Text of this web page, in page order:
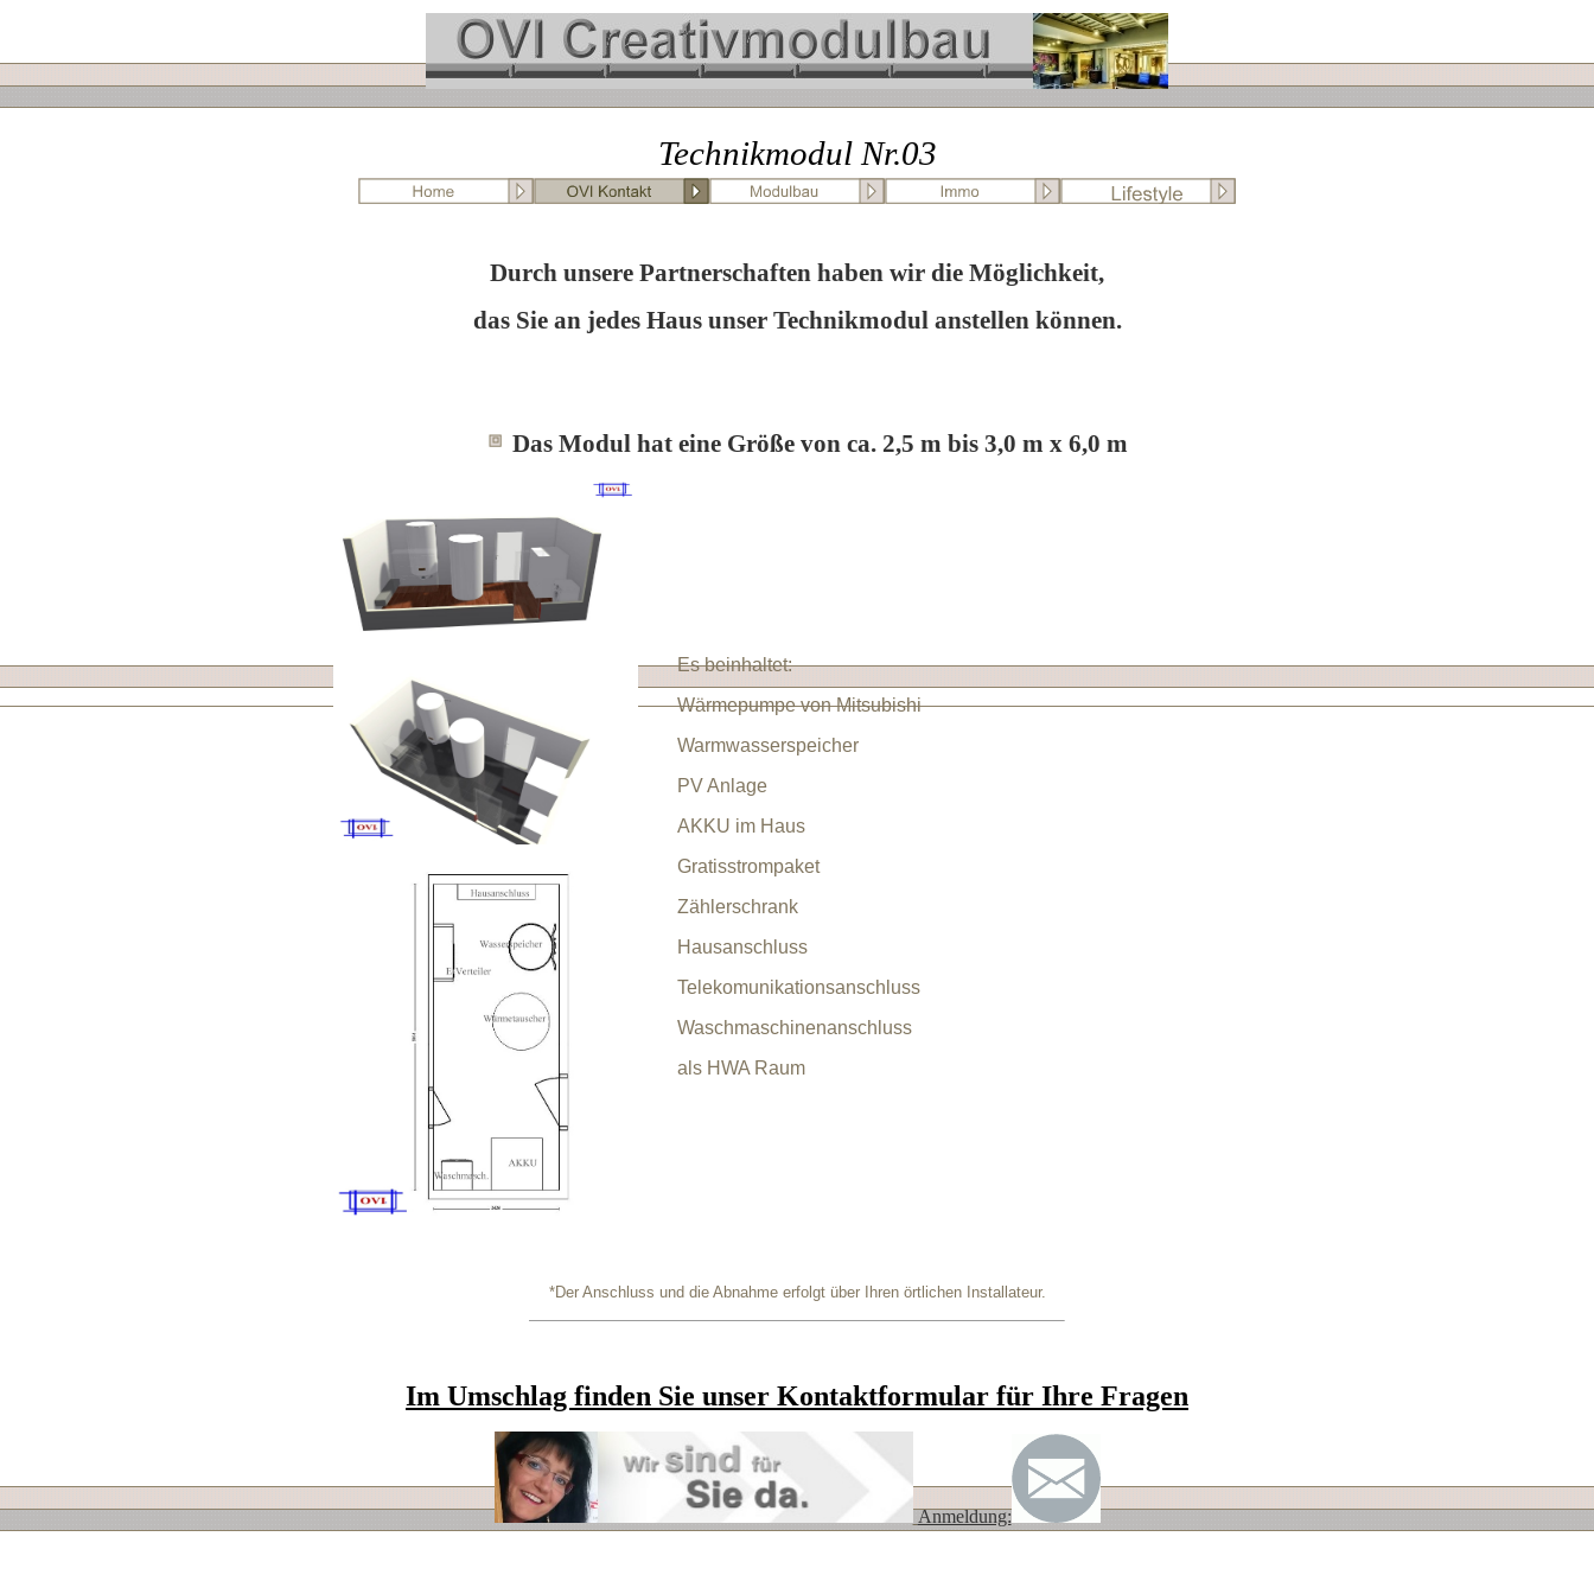
Technikmodul Nr.03
Durch unsere Partnerschaften haben wir die Möglichkeit,
das Sie an jedes Haus unser Technikmodul anstellen können.
Das Modul hat eine Größe von ca. 2,5 m bis 3,0 m x 6,0 m
Es beinhaltet:
Wärmepumpe von Mitsubishi
Warmwasserspeicher
PV Anlage
AKKU im Haus
Gratisstrompaket
Zählerschrank
Hausanschluss
Telekomunikationsanschluss
Waschmaschinenanschluss
als HWA Raum
*Der Anschluss und die Abnahme erfolgt über Ihren örtlichen Installateur.
Im Umschlag finden Sie unser Kontaktformular für Ihre Fragen
Anmeldung: